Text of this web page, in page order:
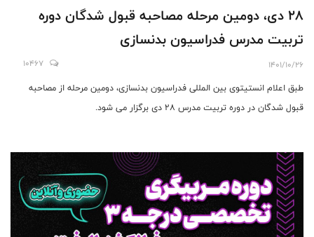
28 دی، دومین مرحله مصاحبه قبول شدگان دوره
تربیت مدرس فدراسیون بدنسازی
1401/10/26
10467
طبق اعلام انستیتوی بین المللی فدراسیون بدنسازی، دومین مرحله از مصاحبه
قبول شدگان در دوره تربیت مدرس 28 دی برگزار می شود.